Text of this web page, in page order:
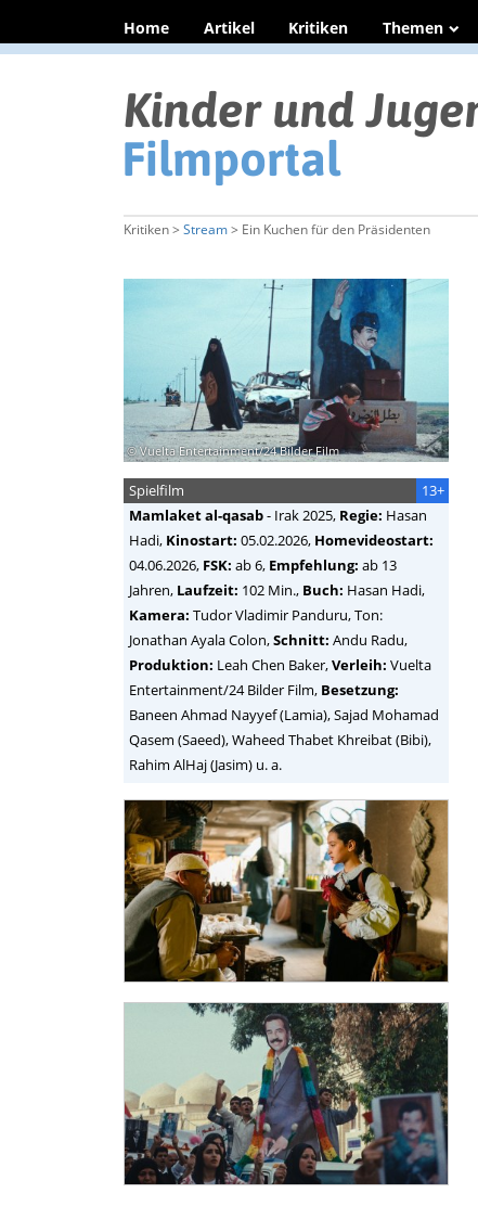
Home Artikel Kritiken Themen
Kritiken > Stream> Ein Kuchen für den Präsidenten
© Vuelta Entertainment/24 Bilder Film
13+
Spielfilm
Mamlaket al-qasab- Irak2025, Regie: Hasan
Hadi, Kinostart: 05.02.2026, Homevideostart:
04.06.2026, FSK: ab 6, Empfehlung: ab 13
Jahren, Laufzeit: 102 Min., Buch: Hasan Hadi,
Kamera: Tudor Vladimir Panduru, Ton:
Jonathan Ayala Colon,Schnitt: Andu Radu,
Produktion: Leah Chen Baker,Verleih: Vuelta
Entertainment/24 Bilder Film, Besetzung:
Baneen Ahmad Nayyef (Lamia), Sajad Mohamad
Qasem (Saeed), Waheed Thabet Khreibat (Bibi),
Rahim AlHaj (Jasim) u. a.